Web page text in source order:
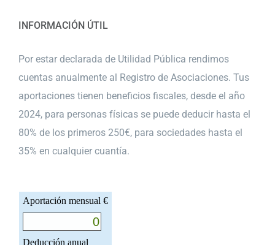
INFORMACIÓN ÚTIL
Por estar declarada de Utilidad Pública rendimos
cuentas anualmente al Registro de Asociaciones. Tus
aportaciones tienen beneficios fiscales, desde el año
2024, para personas físicas se puede deducir hasta el
80% de los primeros 250€, para sociedades hasta el
35% en cualquier cuantía.